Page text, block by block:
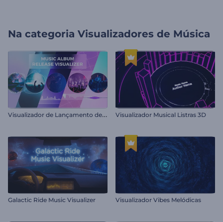
Na categoria Visualizadores de Música
V
isualizador de Lançamento de Álbum de Música Visualizador Musical Listras 3D
Galactic Ride Music Visualizer Visualizador Vibes Melódicas